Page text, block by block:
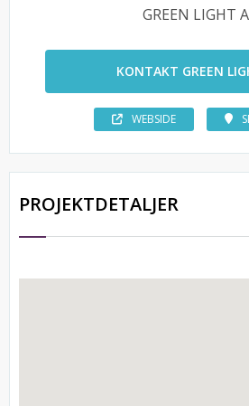
GREEN LIGHT
KONTAKT GREEN
WEBSIDE
PROJEKTDETALJER